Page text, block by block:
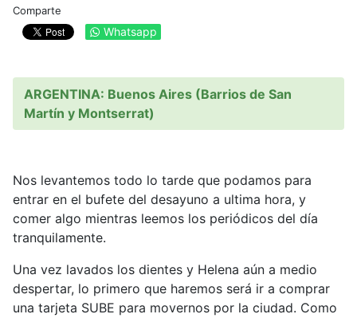
Comparte
Whatsapp
ARGENTINA: Buenos Aires (Barrios de San
Martín y Montserrat)
Nos levantemos todo lo tarde que podamos para
entrar en el bufete del desayuno a ultima hora, y
comer algo mientras leemos los periódicos del día
tranquilamente.
Una vez lavados los dientes y Helena aún a medio
despertar, lo primero que haremos será ir a comprar
una tarjeta SUBE para movernos por la ciudad. Como